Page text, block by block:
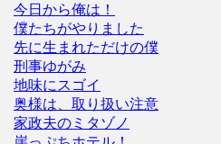
今日から俺は！
僕たちがやりました
先に生まれただけの僕
刑事ゆがみ
地味にスゴイ
奥様は、取り扱い注意
家政夫のミタゾノ